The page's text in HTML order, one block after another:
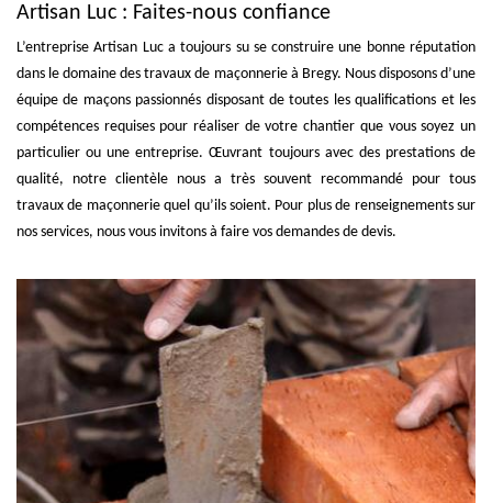
Artisan Luc : Faites-nous confiance
L’entreprise Artisan Luc a toujours su se construire une bonne réputation
dans le domaine des travaux de maçonnerie à Bregy. Nous disposons d’une
équipe de maçons passionnés disposant de toutes les qualifications et les
compétences requises pour réaliser de votre chantier que vous soyez un
particulier ou une entreprise. Œuvrant toujours avec des prestations de
qualité, notre clientèle nous a très souvent recommandé pour tous
travaux de maçonnerie quel qu’ils soient. Pour plus de renseignements sur
nos services, nous vous invitons à faire vos demandes de devis.